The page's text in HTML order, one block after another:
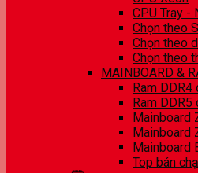
CPU Tray -
Chọn theo
Chọn theo
Chọn theo
MAINBOARD &
Ram DDR4
Ram DDR5
Mainboard
Mainboard
Mainboard
Top bán